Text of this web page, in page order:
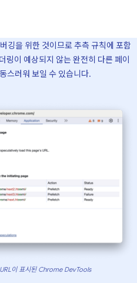
깅을 위한 것이므로 추측 규칙에 포함
링이 예상되지 않는 완전히 다른 페이
스러워 보일 수 있습니다.
이 표시된 Chrome DevTools